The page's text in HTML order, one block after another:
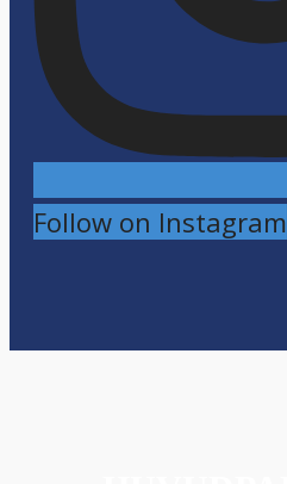
Follow on Instagram